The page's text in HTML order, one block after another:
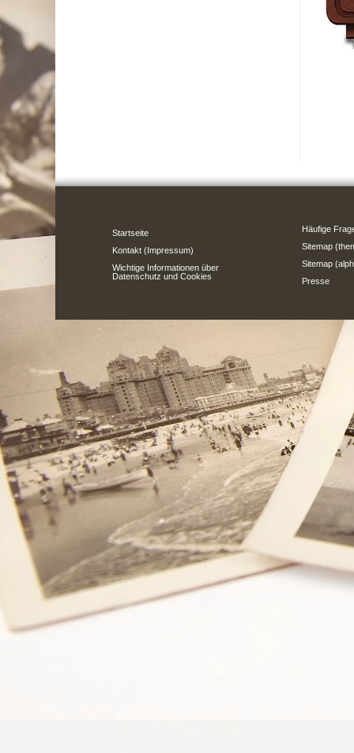
Startseite
Kontakt (Impressum)
Wichtige Informationen über
Datenschutz und Cookies
Häufige
Sitemap
Sitemap
Presse